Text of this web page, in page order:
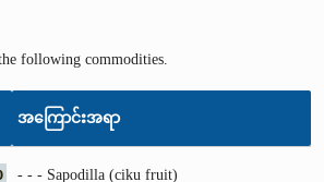
following commodities.
အကြောင်းအရာ
- - - Sapodilla (ciku fruit)